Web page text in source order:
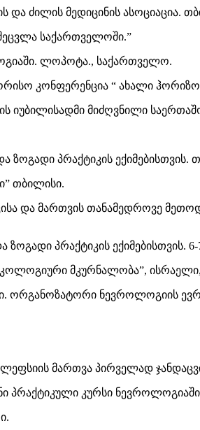
და ძილის მედიცინის ასოციაცია.
საქართველოში.”
ლოპოტა., საქართველო.
კონფერენცია “ ახალი
მიძღვნილი
პრაქტიკის ექიმებისთვის.
თბილისი.
და მართვის თანამედროვე
პრაქტიკის ექიმებისთვის.
მკურნალობა”,
ორგანოზატორი ნევროლოგიის
მართვა პირველად
პრაქტიკული კურსი